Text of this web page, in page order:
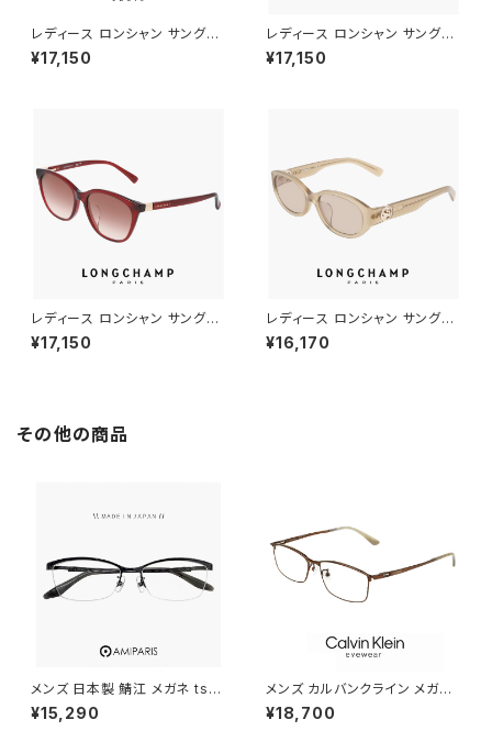
レディース ロンシャン サングラ
ス lo769slbj 200 longcham
p 女性用 UVカット UV400 紫
¥17,150
レディース ロンシャン サングラ
ス lo768slbj-605 longcha
mp 女性用 UVカット UV400
¥17,150
レディース ロンシャン サングラ
ス lo767slbj-601 longcham
p 女性用 UVカット UV400 紫
¥17,150
レディース ロンシャン サングラ
ス lo797slbj n 272 53mm l
ongchamp 女性用 UVカット
¥16,170
その他の商品
メンズ 日本製 鯖江 メガネ ts-8
061 19 amiparis 眼鏡 チタン
フレーム ts8061 アミパリ ナイ
¥15,290
メンズ カルバンクライン メガネ
ck23111lb-200 calvin klein
眼鏡 ck23111lb スクエア 型 め
¥18,700